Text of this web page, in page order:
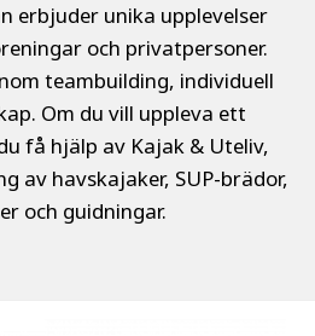
erbjuder unika upplevelser
och privatpersoner.
teambuilding, individuell
Om du vill uppleva ett
få hjälp av Kajak & Uteliv,
av havskajaker, SUP-brädor,
och guidningar.